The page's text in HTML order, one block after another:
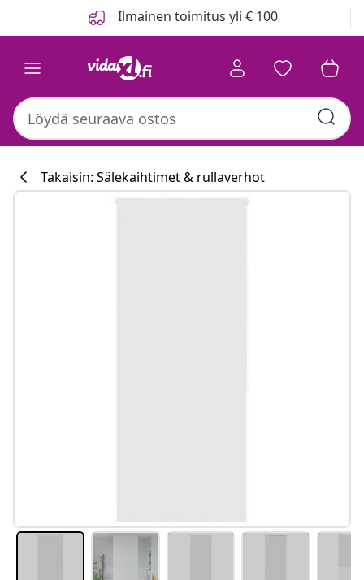
Ilmainen toimitus yli € 100
Takaisin: Sälekaihtimet & rullaverhot